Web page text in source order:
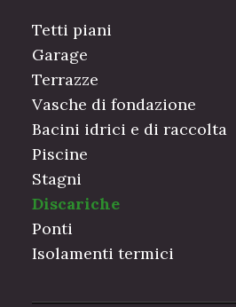
Tetti piani
Garage
Terrazze
Vasche di fondazione
Bacini idrici e di raccolta
Piscine
Stagni
Discariche
Ponti
Isolamenti termici